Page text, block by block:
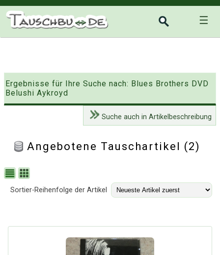
☰
Ergebnisse für Ihre Suche nach: Blues Brothers DVD
Belushi Aykroyd
Suche auch in Artikelbeschreibung
Angebotene Tauschartikel (2)
Sortier-Reihenfolge der Artikel